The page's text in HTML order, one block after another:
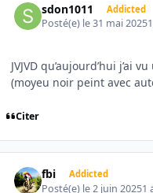
sdon1011 Addicted
Posté(e) le 31 mai 2025
JVJVD qu’aujourd’hui j’ai
(moyeu noir peint avec
Citer
fbi Addicted
Posté(e) le 2 juin 20251